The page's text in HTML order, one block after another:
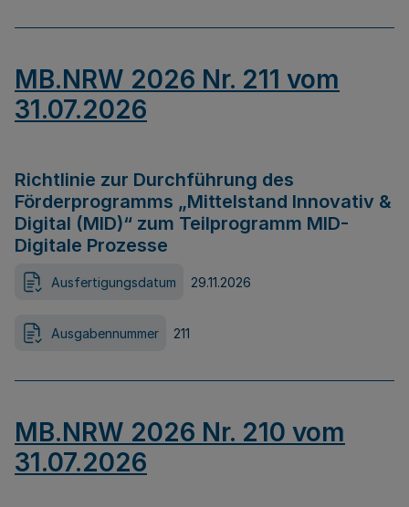
MB.NRW 2026 Nr. 211 vom
31.07.2026
Richtlinie zur Durchführung des
Förderprogramms „Mittelstand Innovativ &
Digital (MID)“ zum Teilprogramm MID-
Digitale Prozesse
Ausfertigungsdatum 29.11.2026
Ausgabennummer 211
MB.NRW 2026 Nr. 210 vom
31.07.2026